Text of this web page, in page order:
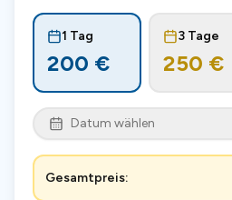
1 Tag
200 €
3 Tage
250 €
Datum wählen
Gesamtpreis: